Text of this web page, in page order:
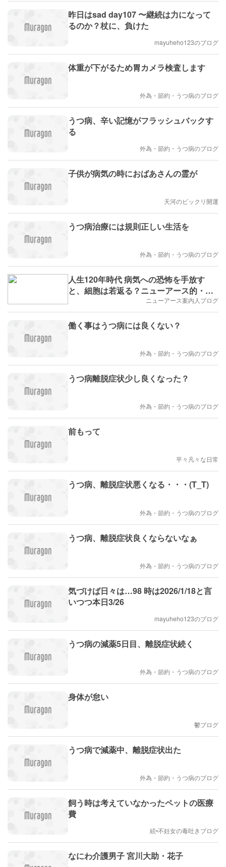
昨日はsad day107 〜継続は力になって
るのか？杖に、負けた
mayuheho123のブログ
体重が下がるため胃カメラ検査します
外為・節約・うつ病のブログ
うつ病、辛い記憶がフラッシュバックす
る
外為・節約・うつ病のブログ
子供が病気の時におばあさんの霊が
天河のビックリ開運
うつ病治療には規則正しい生活を
外為・節約・うつ病のブログ
人生120年時代 病気への恐怖を手放す
と、細胞は若返る？ニューアース的・新
ニューアース案内人ブログ
働く事はうつ病には良くない？
外為・節約・うつ病のブログ
うつ病離脱症状少し良くなった？
外為・節約・うつ病のブログ
前もって
平々凡々な日常
うつ病、離脱症状悪くなる・・・(T_T)
外為・節約・うつ病のブログ
うつ病、離脱症状良くならないなぁ
外為・節約・うつ病のブログ
気づけば日々は…98 時は2026/1/18と言
いつつ本日3/26
mayuheho123のブログ
うつ病の減薬5日目、離脱症状続く
外為・節約・うつ病のブログ
身体が怠い
鬱ブログ
うつ病で減薬中、離脱症状出た
外為・節約・うつ病のブログ
飼う時は考えていなかったペットの医療
費
続•不妊女の毒吐きブログ
なにわ介護男子 宮川大助・花子